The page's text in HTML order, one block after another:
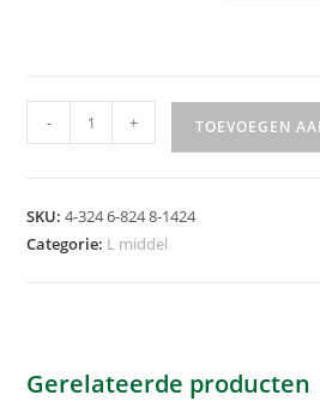
- + TOEVOEGEN
t
t
SKU:4-324 6-824 8-1424
Categorie: L middel
Gerelateerde producten